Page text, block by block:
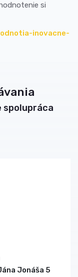
si
inovacne-
spolupráca
Jonáša 5